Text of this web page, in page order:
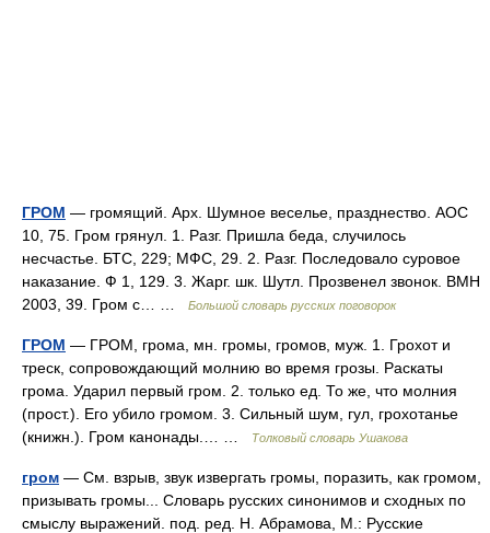
ГРОМ — громящий. Арх. Шумное веселье, празднество. АОС
10, 75. Гром грянул. 1. Разг. Пришла беда, случилось
несчастье. БТС, 229; МФС, 29. 2. Разг. Последовало суровое
наказание. Ф 1, 129. 3. Жарг. шк. Шутл. Прозвенел звонок. ВМН
2003, 39. Гром с… …
Большой словарь русских поговорок
ГРОМ — ГРОМ, грома, мн. громы, громов, муж. 1. Грохот и
треск, сопровождающий молнию во время грозы. Раскаты
грома. Ударил первый гром. 2. только ед. То же, что молния
(прост.). Его убило громом. 3. Сильный шум, гул, грохотанье
(книжн.). Гром канонады.… …
Толковый словарь Ушакова
гром — См. взрыв, звук извергать громы, поразить, как громом,
призывать громы... Словарь русских синонимов и сходных по
смыслу выражений. под. ред. Н. Абрамова, М.: Русские